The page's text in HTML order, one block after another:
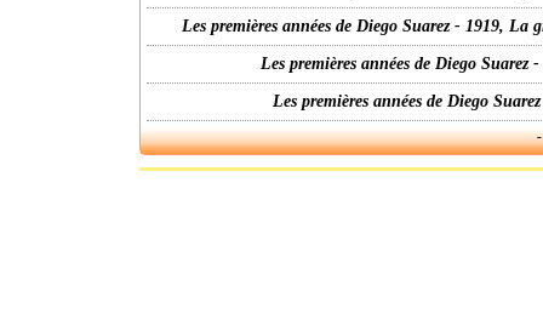
Les premières années de Diego Suarez - 1919,
Les premières années de Diego
Les premières années de Diego